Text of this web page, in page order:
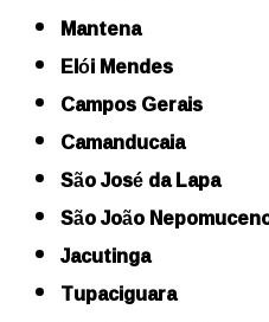
Mantena
Elói Mendes
Campos Gerais
Camanducaia
São José da Lapa
São João
Jacutinga
Tupaciguara